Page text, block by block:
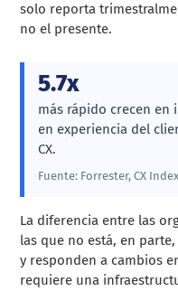
solo reporta
no el presente.
5.7x
más rápido crecen en
en experiencia del
CX.
Fuente: Forrester, CX
La diferencia entre las
las que no está, en
y responden a cambios
requiere una